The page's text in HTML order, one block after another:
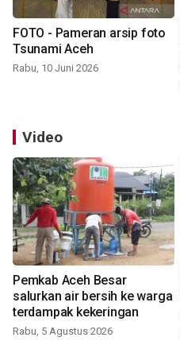
FOTO - Pameran arsip foto
Tsunami Aceh
Rabu, 10 Juni 2026
Video
Pemkab Aceh Besar
salurkan air bersih ke warga
terdampak kekeringan
Rabu, 5 Agustus 2026